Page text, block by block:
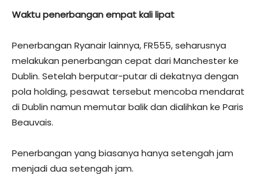
Waktu penerbangan empat kali lipat
Penerbangan Ryanair lainnya, FR555, seharusnya
melakukan penerbangan cepat dari Manchester ke
Dublin. Setelah berputar-putar di dekatnya dengan
pola holding, pesawat tersebut mencoba mendarat
di Dublin namun memutar balik dan dialihkan ke Paris
Beauvais.
Penerbangan yang biasanya hanya setengah jam
menjadi dua setengah jam.